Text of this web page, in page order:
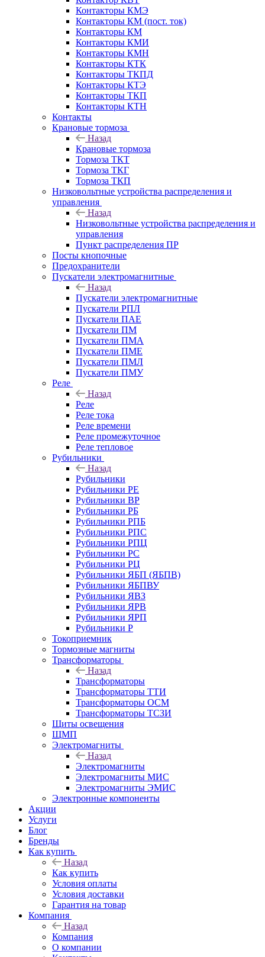
Контакторы КМЭ
Контакторы КМ (пост. ток)
Контакторы КМ
Контакторы КМИ
Контакторы КМН
Контакторы КТК
Контакторы ТКПД
Контакторы КТЭ
Контакторы ТКП
Контакторы КТН
Контакты
Крановые тормоза
Назад
Крановые тормоза
Тормоза ТКТ
Тормоза ТКГ
Тормоза ТКП
Низковольтные устройства распределения и
управления
Назад
Низковольтные устройства распределения и
управления
Пункт распределения ПР
Посты кнопочные
Предохранители
Пускатели электромагнитные
Назад
Пускатели электромагнитные
Пускатели РПЛ
Пускатели ПАЕ
Пускатели ПМ
Пускатели ПМА
Пускатели ПМЕ
Пускатели ПМЛ
Пускатели ПМУ
Реле
Назад
Реле
Реле тока
Реле времени
Реле промежуточное
Реле тепловое
Рубильники
Назад
Рубильники
Рубильники РЕ
Рубильники ВР
Рубильники РБ
Рубильники РПБ
Рубильники РПС
Рубильники РПЦ
Рубильники РС
Рубильники РЦ
Рубильники ЯБП (ЯБПВ)
Рубильники ЯБПВУ
Рубильники ЯВЗ
Рубильники ЯРВ
Рубильники ЯРП
Рубильники Р
Токоприемник
Тормозные магниты
Трансформаторы
Назад
Трансформаторы
Трансформаторы ТТИ
Трансформаторы ОСМ
Трансформаторы ТСЗИ
Щиты освещения
ЩМП
Электромагниты
Назад
Электромагниты
Электромагниты МИС
Электромагниты ЭМИС
Электронные компоненты
Акции
Услуги
Блог
Бренды
Как купить
Назад
Как купить
Условия оплаты
Условия доставки
Гарантия на товар
Компания
Назад
Компания
О компании